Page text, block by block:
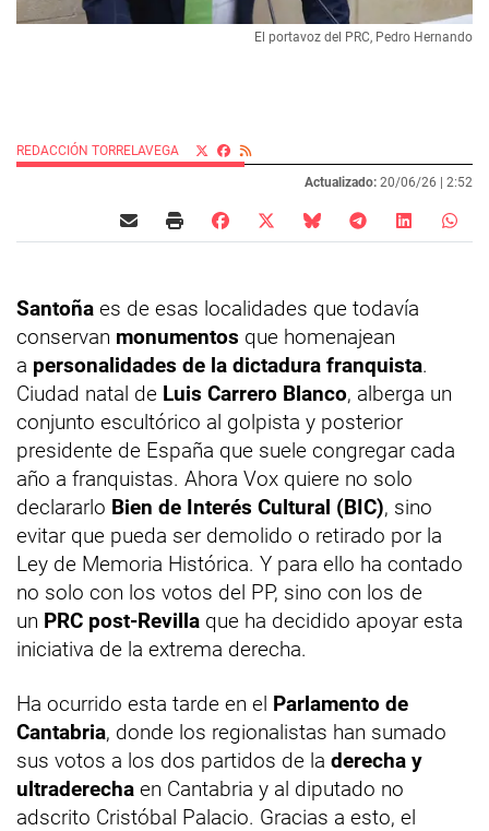
El portavoz del PRC, Pedro Hernando
REDACCIÓN TORRELAVEGA
Actualizado: 20/06/26 | 2:52
Santoña es de esas localidades que todavía
conservan monumentos que homenajean
a personalidades de la dictadura franquista.
Ciudad natal de Luis Carrero Blanco, alberga un
conjunto escultórico al golpista y posterior
presidente de España que suele congregar cada
año a franquistas. Ahora Vox quiere no solo
declararlo Bien de Interés Cultural (BIC), sino
evitar que pueda ser demolido o retirado por la
Ley de Memoria Histórica. Y para ello ha contado
no solo con los votos del PP, sino con los de
un PRC post-Revilla que ha decidido apoyar esta
iniciativa de la extrema derecha.
Ha ocurrido esta tarde en el Parlamento de
Cantabria, donde los regionalistas han sumado
sus votos a los dos partidos de la derecha y
ultraderecha en Cantabria y al diputado no
adscrito Cristóbal Palacio. Gracias a esto, el